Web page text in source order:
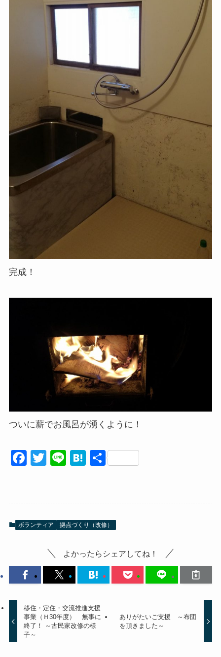
完成！
ついに薪でお風呂が湧くように！
F
e
b
k
T
er
Li
H
n
a
共
ボランティア 拠点づくり（改修）
よかったらシェアしてね！
移住・定住・交流推進支援
事業（Ｈ30年度） 無事に
終了！ ～古民家改修の様
子～
ありがたいご支援 ～布団
を頂きました～